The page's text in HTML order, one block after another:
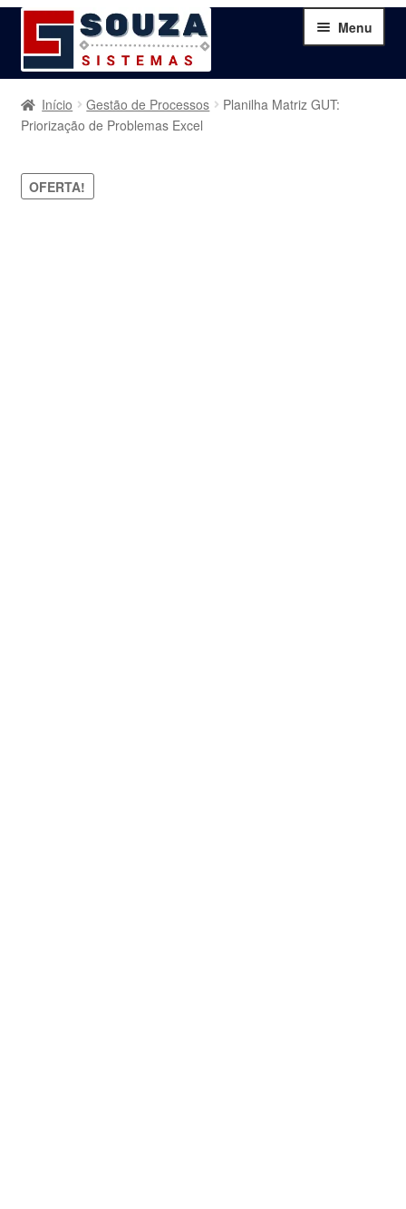
Pular
para
navegação
Pular
para
o
conteúdo
Menu
Home
Serviços
Início Gestão de Processos
Planilha Matriz GUT:
Priorização de Problemas Excel
OFERTA!